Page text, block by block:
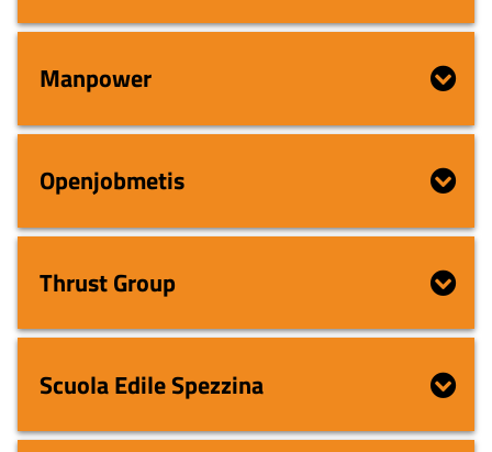
Manpower
Openjobmetis
Thrust Group
Scuola Edile Spezzina